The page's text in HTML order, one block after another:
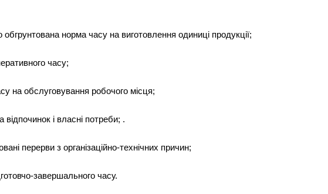
обгрунтована норма часу на виготовлення одиниці продукції;
часу;
на обслуговування робочого місця;
і власні потреби; .
перерви з організаційно-технічних причин;
завершального часу.